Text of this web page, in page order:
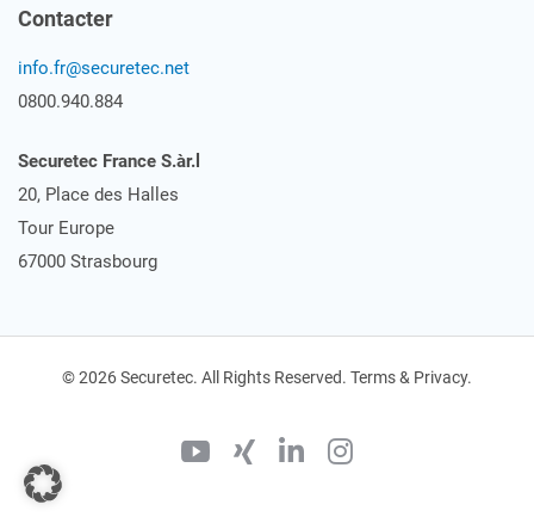
Contacter
info.fr@securetec.net
0800.940.884
Securetec France S.àr.l
20, Place des Halles
Tour Europe
67000 Strasbourg
© 2026 Securetec. All Rights Reserved. Terms & Privacy.